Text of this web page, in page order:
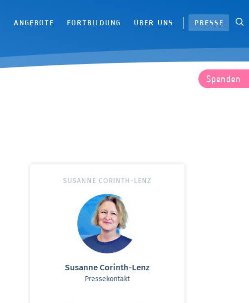
ANGEBOTE FORTBILDUNG ÜBER UNS PRESSE
Spenden
SUSANNE CORINTH-LENZ
Susanne Corinth-Lenz
Pressekontakt